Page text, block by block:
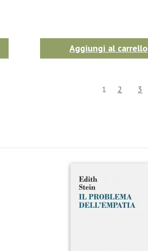
Aggiungi al carrello
1 2 3